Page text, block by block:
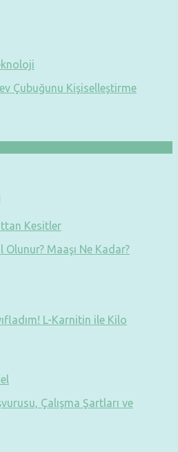
Çubuğunu Kişiselleştirme
Kesitler
Olunur? Maaşı Ne Kadar?
L-Karnitin ile Kilo
Çalışma Şartları ve